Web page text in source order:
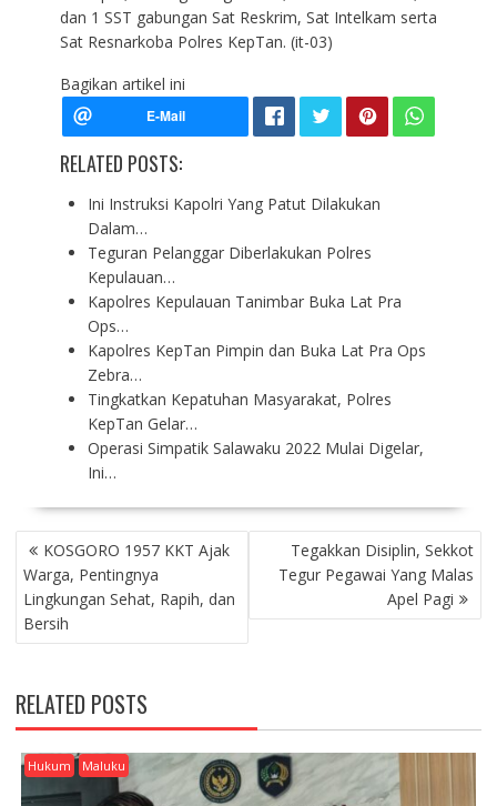
dan 1 SST gabungan Sat Reskrim, Sat Intelkam serta
Sat Resnarkoba Polres KepTan. (it-03)
Bagikan artikel ini
RELATED POSTS:
Ini Instruksi Kapolri Yang Patut Dilakukan
Dalam…
Teguran Pelanggar Diberlakukan Polres
Kepulauan…
Kapolres Kepulauan Tanimbar Buka Lat Pra
Ops…
Kapolres KepTan Pimpin dan Buka Lat Pra Ops
Zebra…
Tingkatkan Kepatuhan Masyarakat, Polres
KepTan Gelar…
Operasi Simpatik Salawaku 2022 Mulai Digelar,
Ini…
P
O
S
T
N
V
I
G
A
T
KOSGORO 1957 KKT Ajak
Warga, Pentingnya
Lingkungan Sehat, Rapih, dan
Bersih
Tegakkan Disiplin, Sekkot
Tegur Pegawai Yang Malas
Apel Pagi
RELATED POSTS
Hukum Maluku